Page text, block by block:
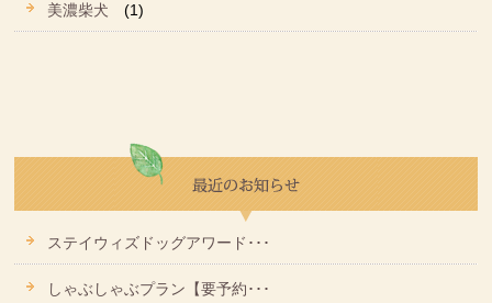
美濃柴犬 (1)
ステイウィズドッグアワード･･･
しゃぶしゃぶプラン【要予約･･･